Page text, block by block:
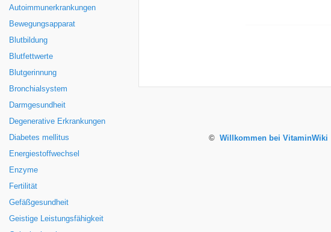
Autoimmunerkrankungen
Bewegungsapparat
Blutbildung
Blutfettwerte
Blutgerinnung
Bronchialsystem
Darmgesundheit
Degenerative Erkrankungen
Diabetes mellitus
Energiestoffwechsel
Enzyme
Fertilität
Gefäßgesundheit
Geistige Leistungsfähigkeit
© Willkommen bei VitaminWiki